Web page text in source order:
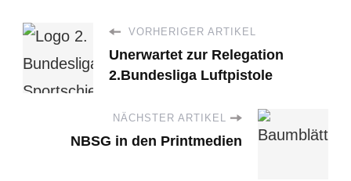
VORHERIGER ARTIKEL
Unerwartet zur Relegation
2.Bundesliga Luftpistole
NÄCHSTER ARTIKEL
NBSG in den Printmedien